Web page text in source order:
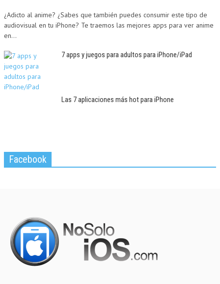
¿Adicto al anime? ¿Sabes que también puedes consumir este tipo de
audiovisual en tu iPhone? Te traemos las mejores apps para ver anime
en...
7 apps y juegos para adultos para iPhone/iPad
Las 7 aplicaciones más hot para iPhone
Facebook